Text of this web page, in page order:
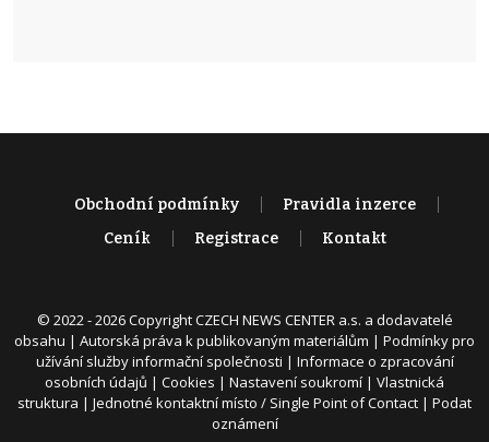
Obchodní podmínky
Pravidla inzerce
Ceník
Registrace Kontakt
© 2022 - 2026 Copyright CZECH NEWS CENTER a.s. a dodavatelé
obsahu | Autorská práva k publikovaným materiálům | Podmínky pro
užívání služby informační společnosti | Informace o zpracování
osobních údajů | Cookies | Nastavení soukromí | Vlastnická
struktura | Jednotné kontaktní místo / Single Point of Contact | Podat
oznámení